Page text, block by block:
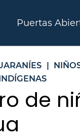
Puertas
|
de